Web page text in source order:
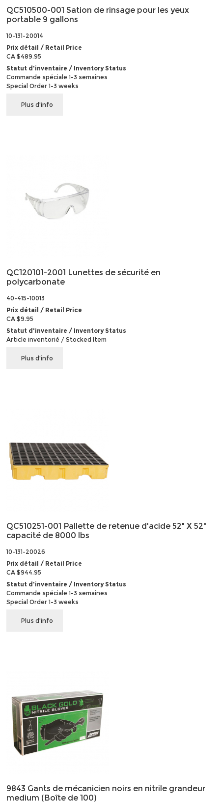
QC510500-001 Sation de rinsage pour les yeux
portable 9 gallons
10-131-20014
Prix détail / Retail Price
CA $489.95
Statut d'inventaire / Inventory Status
Commande spéciale 1-3 semaines
Special Order 1-3 weeks
Plus d'info
QC120101-2001 Lunettes de sécurité en
polycarbonate
40-415-10013
Prix détail / Retail Price
CA $9.95
Statut d'inventaire / Inventory Status
Article inventorié / Stocked Item
Plus d'info
QC510251-001 Pallette de retenue d'acide 52" X 52"
capacité de 8000 lbs
10-131-20026
Prix détail / Retail Price
CA $944.95
Statut d'inventaire / Inventory Status
Commande spéciale 1-3 semaines
Special Order 1-3 weeks
Plus d'info
9843 Gants de mécanicien noirs en nitrile grandeur
medium (Boîte de 100)